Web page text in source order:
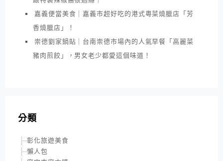
嘉義便當美食｜嘉義市超好吃的港式粵菜燒臘店「芳
香燒臘店」！
崇德劉家鍋貼｜台南崇德市場內的人氣早餐「高麗菜
豬肉煎餃」，男女老少都愛這個味道！
分類
彰化旅遊美食
懶人包